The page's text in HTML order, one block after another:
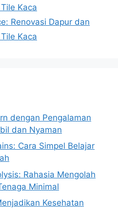
Kaca
Renovasi Dapur dan
Kaca
dengan Pengalaman
dan Nyaman
Cara Simpel Belajar
Rahasia Mengolah
Minimal
Kesehatan